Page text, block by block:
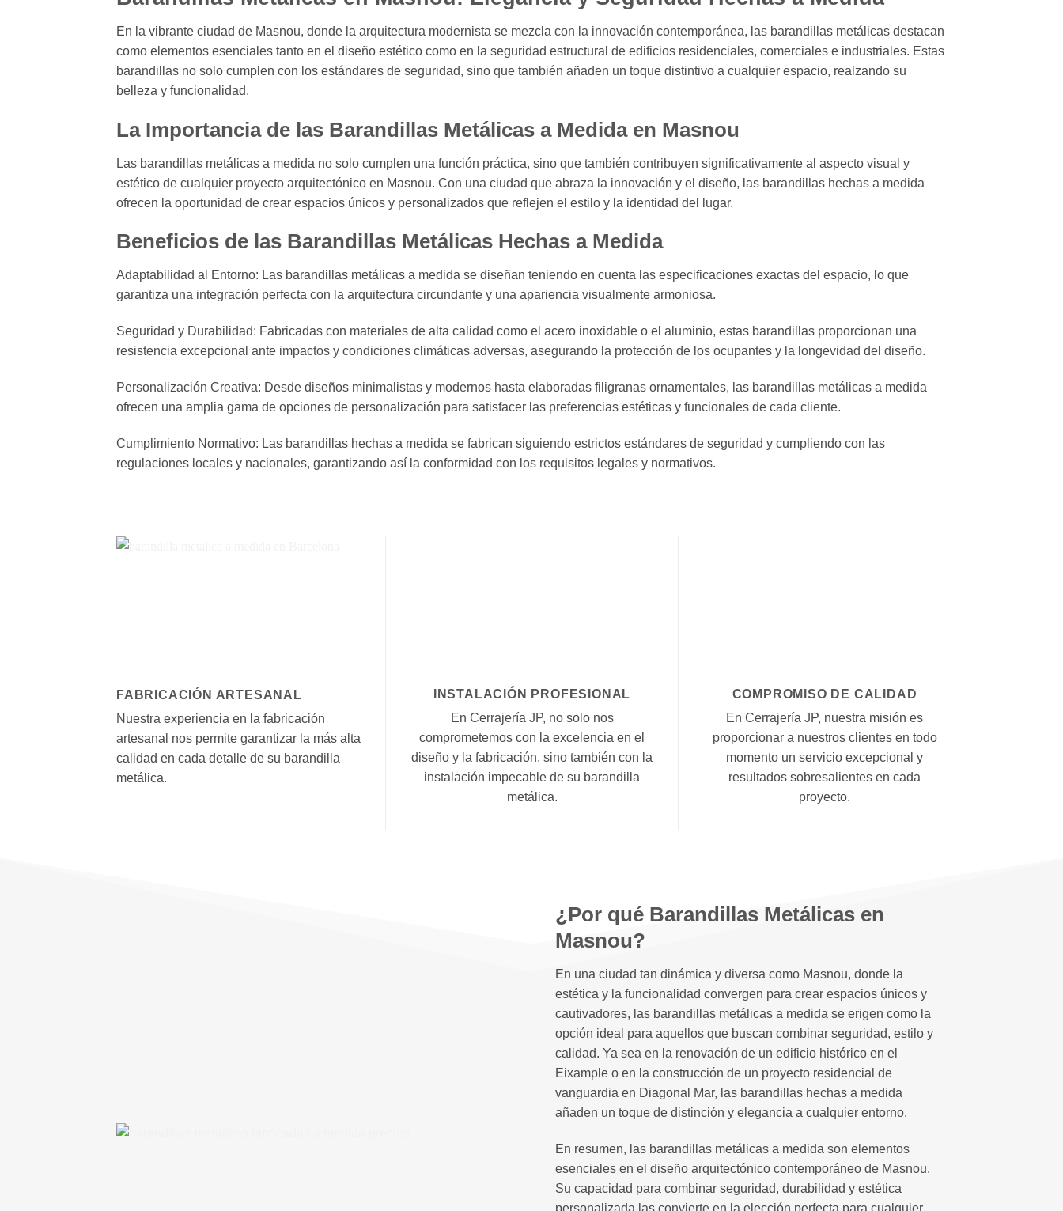
En la vibrante ciudad de Masnou, donde la arquitectura modernista se mezcla con la innovación contemporánea, las barandillas metálicas destacan
como elementos esenciales tanto en el diseño estético como en la seguridad estructural de edificios residenciales, comerciales e industriales. Estas
barandillas no solo cumplen con los estándares de seguridad, sino que también añaden un toque distintivo a cualquier espacio, realzando su
belleza y funcionalidad.
La Importancia de las Barandillas Metálicas a Medida en Masnou
Las barandillas metálicas a medida no solo cumplen una función práctica, sino que también contribuyen significativamente al aspecto visual y
estético de cualquier proyecto arquitectónico en Masnou. Con una ciudad que abraza la innovación y el diseño, las barandillas hechas a medida
ofrecen la oportunidad de crear espacios únicos y personalizados que reflejen el estilo y la identidad del lugar.
Beneficios de las Barandillas Metálicas Hechas a Medida
Adaptabilidad al Entorno: Las barandillas metálicas a medida se diseñan teniendo en cuenta las especificaciones exactas del espacio, lo que
garantiza una integración perfecta con la arquitectura circundante y una apariencia visualmente armoniosa.
Seguridad y Durabilidad: Fabricadas con materiales de alta calidad como el acero inoxidable o el aluminio, estas barandillas proporcionan una
resistencia excepcional ante impactos y condiciones climáticas adversas, asegurando la protección de los ocupantes y la longevidad del diseño.
Personalización Creativa: Desde diseños minimalistas y modernos hasta elaboradas filigranas ornamentales, las barandillas metálicas a medida
ofrecen una amplia gama de opciones de personalización para satisfacer las preferencias estéticas y funcionales de cada cliente.
Cumplimiento Normativo: Las barandillas hechas a medida se fabrican siguiendo estrictos estándares de seguridad y cumpliendo con las
regulaciones locales y nacionales, garantizando así la conformidad con los requisitos legales y normativos.
FABRICACIÓN ARTESANAL
Nuestra experiencia en la fabricación
artesanal nos permite garantizar la más alta
calidad en cada detalle de su barandilla
metálica.
INSTALACIÓN PROFESIONAL
En Cerrajería JP, no solo nos
comprometemos con la excelencia en el
diseño y la fabricación, sino también con la
instalación impecable de su barandilla
metálica.
COMPROMISO DE CALIDAD
En Cerrajería JP, nuestra misión es
proporcionar a nuestros clientes en todo
momento un servicio excepcional y
resultados sobresalientes en cada
proyecto.
¿Por qué Barandillas Metálicas en
Masnou?
En una ciudad tan dinámica y diversa como Masnou, donde la
estética y la funcionalidad convergen para crear espacios únicos y
cautivadores, las barandillas metálicas a medida se erigen como la
opción ideal para aquellos que buscan combinar seguridad, estilo y
calidad. Ya sea en la renovación de un edificio histórico en el
Eixample o en la construcción de un proyecto residencial de
vanguardia en Diagonal Mar, las barandillas hechas a medida
añaden un toque de distinción y elegancia a cualquier entorno.
En resumen, las barandillas metálicas a medida son elementos
esenciales en el diseño arquitectónico contemporáneo de Masnou.
Su capacidad para combinar seguridad, durabilidad y estética
personalizada las convierte en la elección perfecta para cualquier